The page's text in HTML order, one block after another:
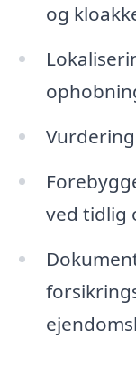
og
ved tidlig